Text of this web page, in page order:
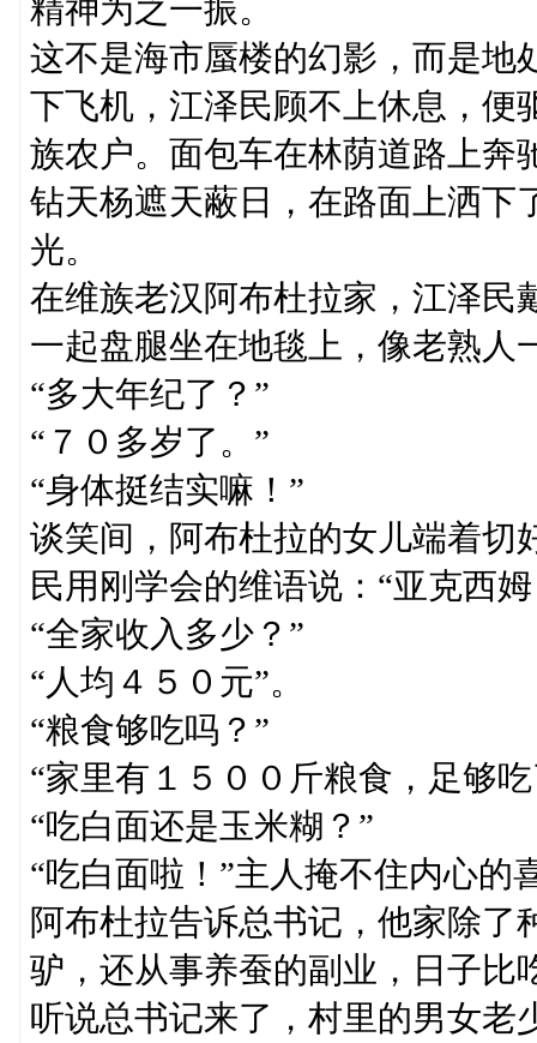
精神为之一振。
这不是海市蜃楼的幻影，而是地
下飞机，江泽民顾不上休息，便
族农户。面包车在林荫道路上奔
钻天杨遮天蔽日，在路面上洒下
光。
在维族老汉阿布杜拉家，江泽民
一起盘腿坐在地毯上，像老熟人
“多大年纪了？”
“７０多岁了。”
“身体挺结实嘛！”
谈笑间，阿布杜拉的女儿端着切
民用刚学会的维语说：“亚克西
“全家收入多少？”
“人均４５０元”。
“粮食够吃吗？”
“家里有１５００斤粮食，足够
“吃白面还是玉米糊？”
“吃白面啦！”主人掩不住内心的
阿布杜拉告诉总书记，他家除了
驴，还从事养蚕的副业，日子比
听说总书记来了，村里的男女老